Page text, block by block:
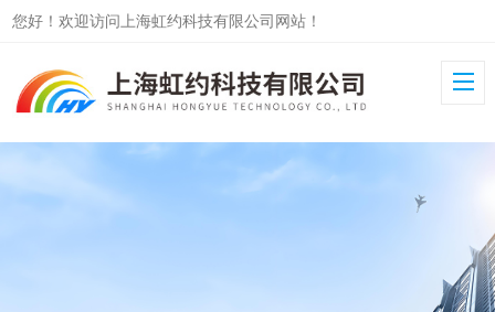
您好！欢迎访问上海虹约科技有限公司网站！